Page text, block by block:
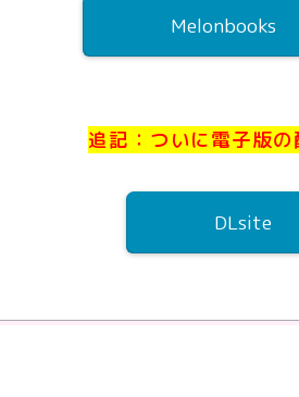
Melonbooks
追記：ついに電子版
DLsite